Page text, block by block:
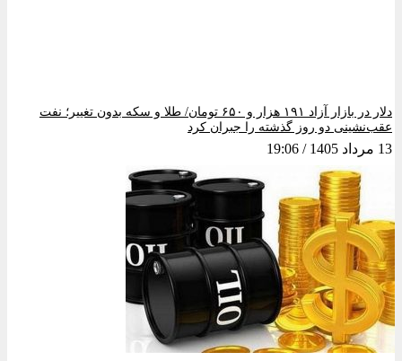
دلار در بازار آزاد ۱۹۱ هزار و ۶۵۰ تومان/ طلا و سکه بدون تغییر؛ نفت
عقب‌نشینی دو روز گذشته را جبران کرد
13 مرداد 1405